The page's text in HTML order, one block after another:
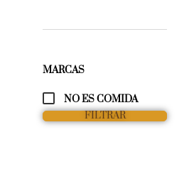
MARCAS
NO ES COMIDA
FILTRAR